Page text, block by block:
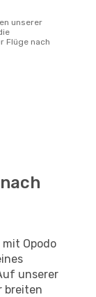
Flüge nach
Opodo
unserer
breiten